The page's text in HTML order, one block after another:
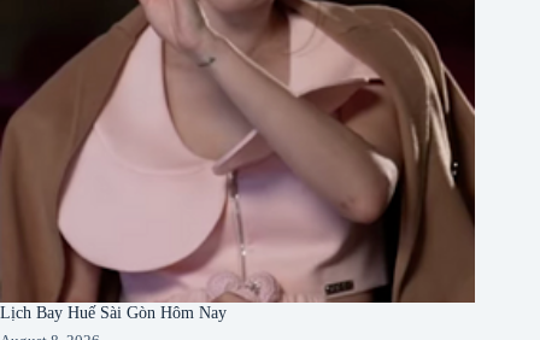
Lịch Bay Huế Sài Gòn Hôm Nay